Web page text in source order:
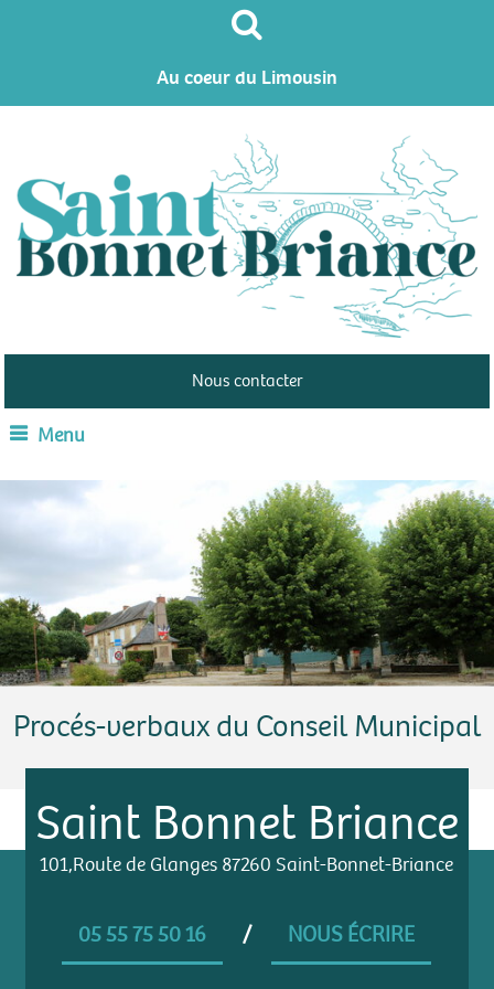
Au coeur du Limousin
Nous contacter
Menu
Procés-verbaux du Conseil Municipal
Saint Bonnet Briance
101,Route de Glanges 87260 Saint-Bonnet-Briance
05 55 75 50 16 / NOUS ÉCRIRE